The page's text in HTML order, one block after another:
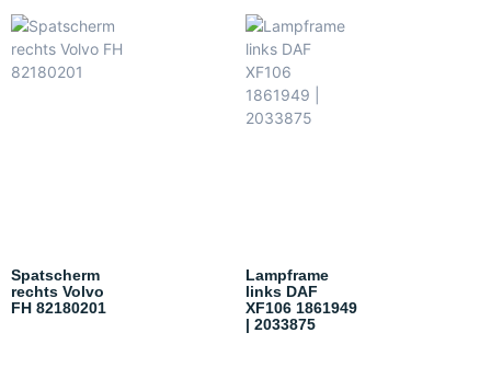
Spatscherm
rechts Volvo
FH 82180201
Lampframe
links DAF
XF106 1861949
| 2033875